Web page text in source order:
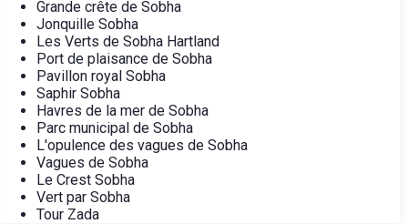
Grande crête de Sobha
Jonquille Sobha
Les Verts de Sobha Hartland
Port de plaisance de Sobha
Pavillon royal Sobha
Saphir Sobha
Havres de la mer de Sobha
Parc municipal de Sobha
L'opulence des vagues de Sobha
Vagues de Sobha
Le Crest Sobha
Vert par Sobha
Tour Zada